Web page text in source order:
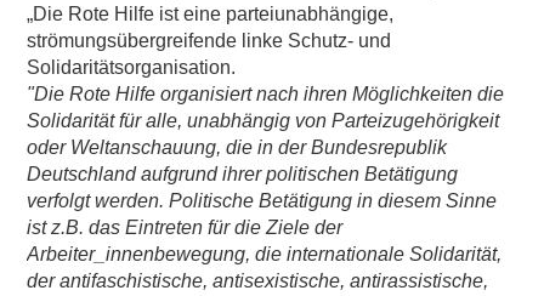
„Die Rote Hilfe ist eine parteiunabhängige,
strömungsübergreifende linke Schutz- und
Solidaritätsorganisation.
"Die Rote Hilfe organisiert nach ihren Möglichkeiten die
Solidarität für alle, unabhängig von Parteizugehörigkeit
oder Weltanschauung, die in der Bundesrepublik
Deutschland aufgrund ihrer politischen Betätigung
verfolgt werden. Politische Betätigung in diesem Sinne
ist z.B. das Eintreten für die Ziele der
Arbeiter_innenbewegung, die internationale Solidarität,
der antifaschistische, antisexistische, antirassistische,